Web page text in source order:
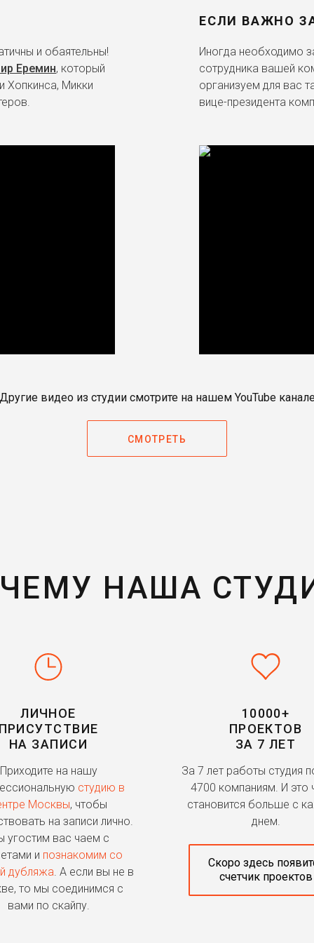
и обаятельны!
Еремин, который
Хопкинса, Микки
ЕСЛИ ВАЖНО
Иногда необходимо
сотрудника вашей
организуем для вас
вице-президента
видео из студии смотрите на нашем YouTube
СМОТРЕТЬ
НАША
ЛИЧНОЕ
НА ЗАПИСИ
Приходите на нашу
студию в
Москвы, чтобы
на записи лично.
угостим вас чаем с
и познакомим со
дубляжа. А если вы не в
то мы соединимся с
вами по скайпу.
10000+
ПРОЕКТОВ
ЗА 7 ЛЕТ
За 7 лет работы студия
4700 компаниям. И это
становится больше с
днем.
Скоро здесь
счетчик проектов